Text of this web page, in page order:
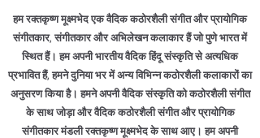
हमरक्तकृष्ण मूक्ष्मभेद एक वैदिक कठोरशैली संगीत और प्रायोगिक
संगीतकार, संगीतकार और अभिलेखन कलाकार हैं जो पुणे भारत में
स्थित हैं। हम अपनी भारतीय वैदिक हिंदू संस्कृति से अत्यधिक
प्रभावित हैं, हमने दुनिया भर में अन्य विभिन्न कठोरशैली कलाकारों का
अनुसरण किया है। हमने अपनी वैदिक संस्कृति को कठोरशैली संगीत
के साथ जोड़ा और वैदिक कठोरशैलीसंगीत और प्रायोगिक
संगीतकार मंडली रक्तकृष्ण मूक्ष्मभेद के साथ आए। हम अपनी